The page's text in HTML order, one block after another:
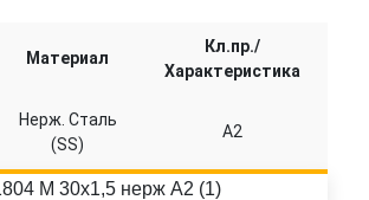
Материал
Кл.пр./
Характеристика
Нерж. Сталь
(SS)
A2